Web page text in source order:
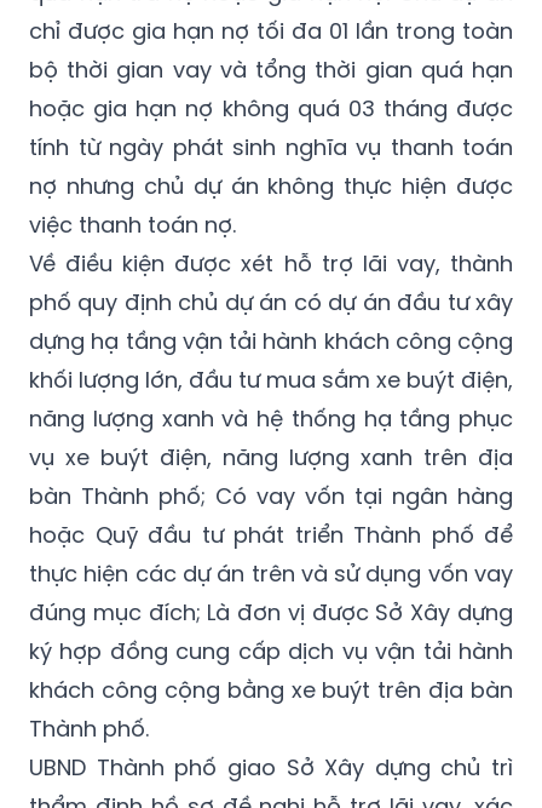
hỗ trợ lãi suất trong thời gian khoản vay bị
quá hạn trả nợ hoặc gia hạn nợ. Chủ dự án
chỉ được gia hạn nợ tối đa 01 lần trong toàn
bộ thời gian vay và tổng thời gian quá hạn
hoặc gia hạn nợ không quá 03 tháng được
tính từ ngày phát sinh nghĩa vụ thanh toán
nợ nhưng chủ dự án không thực hiện được
việc thanh toán nợ.
Về điều kiện được xét hỗ trợ lãi vay, thành
phố quy định chủ dự án có dự án đầu tư xây
dựng hạ tầng vận tải hành khách công cộng
khối lượng lớn, đầu tư mua sắm xe buýt điện,
năng lượng xanh và hệ thống hạ tầng phục
vụ xe buýt điện, năng lượng xanh trên địa
bàn Thành phố; Có vay vốn tại ngân hàng
hoặc Quỹ đầu tư phát triển Thành phố để
thực hiện các dự án trên và sử dụng vốn vay
đúng mục đích; Là đơn vị được Sở Xây dựng
ký hợp đồng cung cấp dịch vụ vận tải hành
khách công cộng bằng xe buýt trên địa bàn
Thành phố.